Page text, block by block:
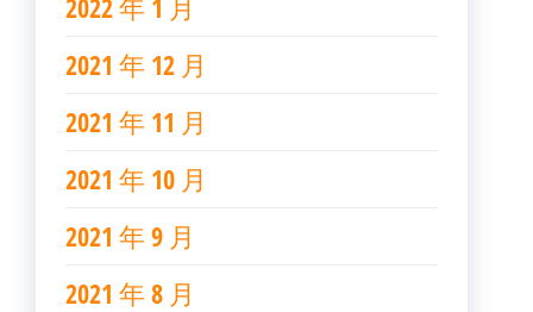
2022 年 1 月
2021 年 12 月
2021 年 11 月
2021 年 10 月
2021 年 9 月
2021 年 8 月